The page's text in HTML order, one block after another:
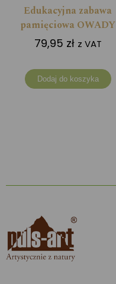
Edukacyjna zabawa
pamięciowa OWADY
79,95 zł z VAT
Dodaj do koszyka